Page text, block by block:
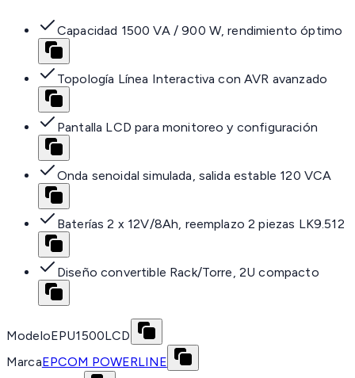
Capacidad 1500 VA / 900 W, rendimiento óptimo
Topología Línea Interactiva con AVR avanzado
Pantalla LCD para monitoreo y configuración
Onda senoidal simulada, salida estable 120 VCA
Baterías 2 x 12V/8Ah, reemplazo 2 piezas LK9.512
Diseño convertible Rack/Torre, 2U compacto
ModeloEPU1500LCD
MarcaEPCOM POWERLINE